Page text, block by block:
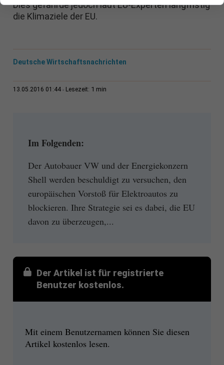
Dies gefährde jedoch laut EU-Experten langfristig
die Klimaziele der EU.
Deutsche Wirtschaftsnachrichten
13.05.2016 01:44 Lesezeit: 1 min
Im Folgenden:
Der Autobauer VW und der Energiekonzern
Shell werden beschuldigt zu versuchen, den
europäischen Vorstoß für Elektroautos zu
blockieren. Ihre Strategie sei es dabei, die EU
davon zu überzeugen,...
Der Artikel ist für registrierte
Benutzer kostenlos.
Mit einem Benutzernamen können Sie diesen
Artikel kostenlos lesen.